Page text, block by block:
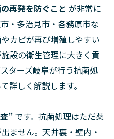
再発を防ぐこと が非常に
・多治見市・各務原市な
カビが再び増殖しやすい
設の衛生管理に大きく貢
ターズ岐阜が行う抗菌処
詳しく解説します。
” です。抗菌処理はただ薬
ません。天井裏・壁内・